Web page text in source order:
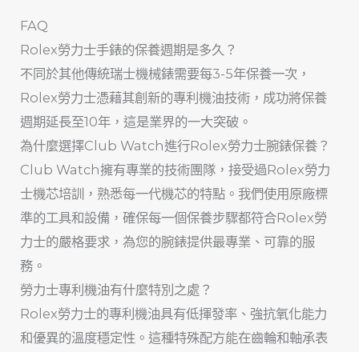
FAQ
Rolex勞力士手錶的保養週期是多久？
不同於其他傳統瑞士機械錶需要每3-5年保養一次，
Rolex勞力士憑藉其創新的專利機油技術，成功將保養
週期延長至10年，這是業界的一大突破。
為什麼選擇Club Watch進行Rolex勞力士腕錶保養？
Club Watch擁有專業的技術團隊，接受過Rolex勞力
士機芯培訓，熟悉每一代機芯的特點。我們使用原廠標
準的工具和設備，確保每一個保養步驟都符合Rolex勞
力士的嚴格要求，為您的腕錶提供最專業、可靠的服
務。
勞力士專利機油有什麼特別之處？
Rolex勞力士的專利機油具有低揮發率、強抗氧化能力
和優異的溫度穩定性。這種特殊配方能在齒輪和軸承表